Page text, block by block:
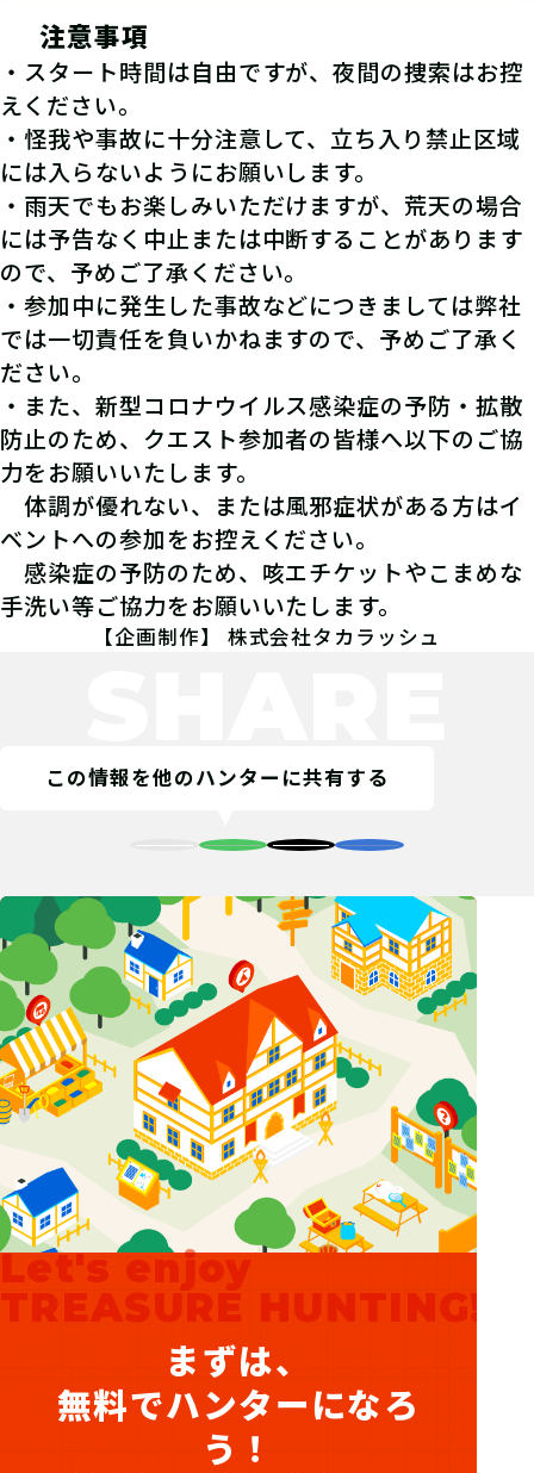
04宝の場所を特定！
４つの手がかりを順に解読し、「宝の
場所」を突き止めよう！
05現地で宝を発見！
特定した場所に実際に捜索に行き、指
定の「宝」を発見しよう！
発見したら、必ず「その場で」発見報
告をしよう！現地から離れた場所で報
えておこう！
注意事項
・スタート時間は自由ですが、夜間の捜索はお控
えください。
・怪我や事故に十分注意して、立ち入り禁止区域
には入らないようにお願いします。
・雨天でもお楽しみいただけますが、荒天の場合
には予告なく中止または中断することがあります
ので、予めご了承ください。
・参加中に発生した事故などにつきましては弊社
では一切責任を負いかねますので、予めご了承く
ださい。
・また、新型コロナウイルス感染症の予防・拡散
防止のため、クエスト参加者の皆様へ以下のご協
力をお願いいたします。
体調が優れない、または風邪症状がある方はイ
ベントへの参加をお控えください。
感染症の予防のため、咳エチケットやこまめな
手洗い等ご協力をお願いいたします。
【企画制作】 株式会社タカラッシュ
この情報を他のハンターに共有する
Let's enjoy
TREASURE HUNTING!
まずは、
無料でハンターになろ
う！